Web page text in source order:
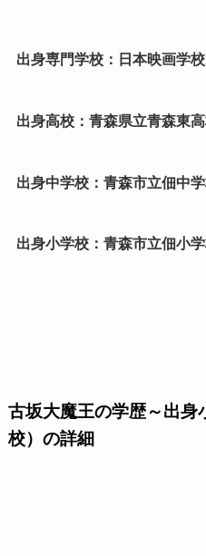
出身専門学校：日本映画学校
出身高校：青森県立青森東
出身中学校：青森市立佃中
出身小学校：青森市立佃小
古坂大魔王の学歴～出身
校）の詳細